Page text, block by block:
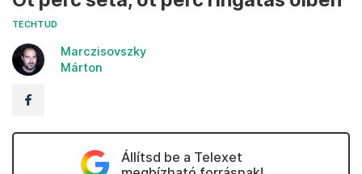
TECHTUD
Marczisovszky
Márton
Állítsd be a Telexet